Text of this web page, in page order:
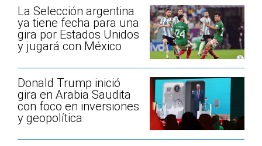
La Selección argentina
ya tiene fecha para una
gira por Estados Unidos
y jugará con México
Donald Trump inició
gira en Arabia Saudita
con foco en inversiones
y geopolítica